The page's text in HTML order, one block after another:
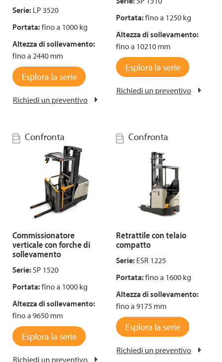
Serie: LP 3520
Portata:fino a 1000 kg
Altezza di sollevamento:
fino a 2440 mm
Esplora la serie
Richiedi un preventivo
Portata:fino a 1250 kg
Altezza di sollevamento:
fino a 10210 mm
Esplora la serie
Richiedi un preventivo
Confronta
Commissionatore
verticale con forche di
sollevamento
Serie:SP 1520
Portata:fino a 1000 kg
Altezza di sollevamento:
fino a 9650 mm
Esplora la serie
Richiedi un preventivo
Confronta
Retrattile con telaio
compatto
Serie: ESR 1225
Portata:fino a 1600 kg
Altezza di sollevamento:
fino a 9175 mm
Esplora la serie
Richiedi un preventivo